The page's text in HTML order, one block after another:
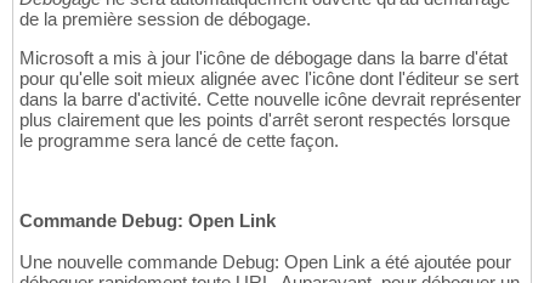
de la première session de débogage.
Microsoft a mis à jour l'icône de débogage dans la barre d'état
pour qu'elle soit mieux alignée avec l'icône dont l'éditeur se sert
dans la barre d'activité. Cette nouvelle icône devrait représenter
plus clairement que les points d'arrêt seront respectés lorsque
le programme sera lancé de cette façon.
Commande Debug: Open Link
Une nouvelle commande Debug: Open Link a été ajoutée pour